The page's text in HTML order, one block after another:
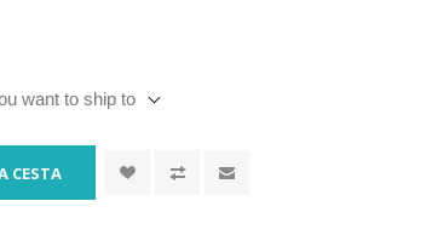
want to ship to
CESTA